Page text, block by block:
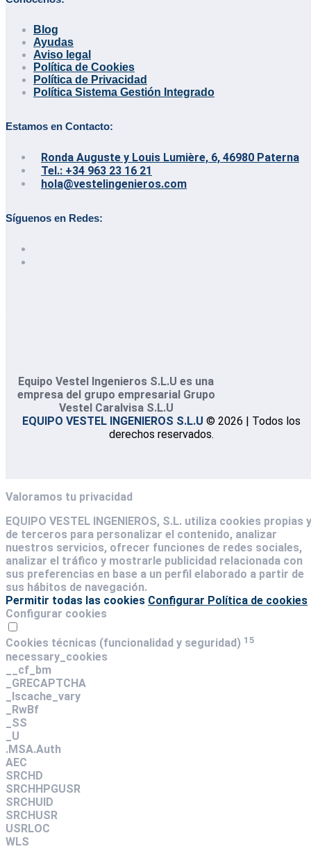
Blog
Ayudas
Aviso legal
Política de Cookies
Política de Privacidad
Política Sistema Gestión Integrado
Estamos en Contacto:
Ronda Auguste y Louis Lumière, 6, 46980 Paterna
Tel.: +34 963 23 16 21
hola@vestelingenieros.com
Síguenos en Redes:
Equipo Vestel Ingenieros S.L.U es una
empresa del grupo empresarial Grupo
Vestel Caralvisa S.L.U
EQUIPO VESTEL INGENIEROS S.L.U © 2026 | Todos los
derechos reservados.
Valoramos tu privacidad
EQUIPO VESTEL INGENIEROS, S.L. utiliza cookies propias y
de terceros para personalizar el contenido, analizar
nuestros servicios, ofrecer funciones de redes sociales,
analizar el tráfico y mostrarle publicidad relacionada con
sus preferencias en base a un perfil elaborado a partir de
sus hábitos de navegación.
Permitir todas las cookies Configurar Política de cookies
Configurar cookies
Cookies técnicas (funcionalidad y seguridad) 15
necessary_cookies
__cf_bm
_GRECAPTCHA
_lscache_vary
_RwBf
_SS
_U
.MSA.Auth
AEC
SRCHD
SRCHHPGUSR
SRCHUID
SRCHUSR
USRLOC
WLS